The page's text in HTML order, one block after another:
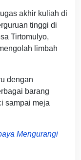
akhir kuliah di
tinggi di
Tirtomulyo,
limbah
dengan
barang
sampai meja
Mengurangi